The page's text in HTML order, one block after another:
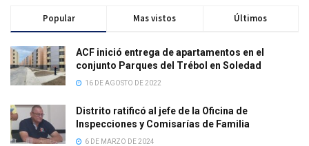
Popular Mas vistos Últimos
ACF inició entrega de apartamentos en el
conjunto Parques del Trébol en Soledad
16 DE AGOSTO DE 2022
Distrito ratificó al jefe de la Oficina de
Inspecciones y Comisarías de Familia
6 DE MARZO DE 2024